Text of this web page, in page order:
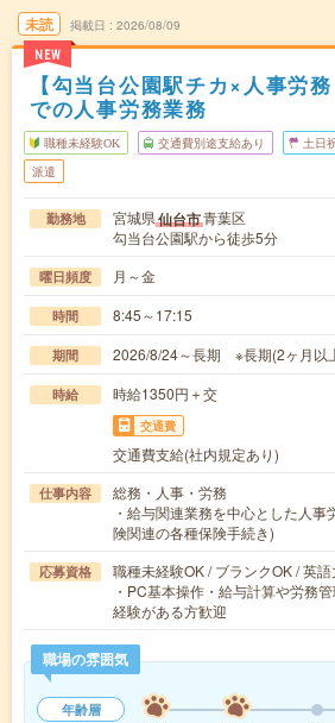
未読
NEW
掲載日 2026/08/09
【勾当台公園駅チカ×人事労
での人事労務業務
職種未経験OK 交通費別途支給あり 土日
派遣
勤務地 宮城県仙台市青葉区
勾当台公園駅から徒歩5分
曜日頻度 月～金
時間 8:45～17:15
期間 2026/8/24～長期 ※長期(2ヶ月以
時給 時給1350円＋交
交通費
交通費支給(社内規定あり)
仕事内容
総務・人事・労務
・給与関連業務を中心とした人
険関連の各種保険手続き)
応募資格
職種未経験OK / ブランクOK / 英
・PC基本操作・給与計算や労務
経験がある方歓迎
職場の雰囲気
年齢層